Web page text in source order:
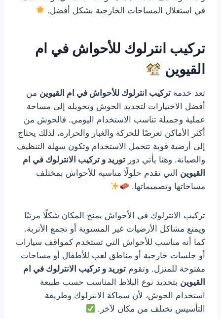
في استغلال المساحات الخارجية بشكل أفضل.
تركيب انترلوك للأحواش في ام
القيوين
تعد خدمة تركيب انترلوك للأحواش في ام القيوين من
أفضل الاختيارات لتجديد الحوش وتحويله إلى مساحة
عملية وجميلة تناسب الاستخدام اليومي. فالحوش من
أكثر الأماكن تعرضًا للحركة والغبار والحرارة، لذلك يحتاج
إلى أرضية قوية تتحمل الاستخدام وتكون سهلة التنظيف
والصيانة. وهنا يأتي دور توريد و تركيب الانترلوك في ام
القيوين التي تقدم حلولًا مناسبة للأحواش بمختلف
مساحاتها وتصميماتها.
تركيب الانترلوك في الأحواش يمنح المكان شكلًا مرتبًا
ويمنع مشاكل الأرضيات غير المستوية أو تجمع الأتربة.
كما أنه مناسب للأحواش التي تستخدم كمواقف سيارات
أو جلسات خارجية أو مناطق لعب للأطفال أو مساحات
مفتوحة للمنزل. وتقوم توريد و تركيب الانترلوك في ام
القيوين بتحديد نوع البلاط المناسب حسب طبيعة
استخدام الحوش، لأن سماكة الانترلوك وطريقة
التأسيس تختلف من مكان لآخر.